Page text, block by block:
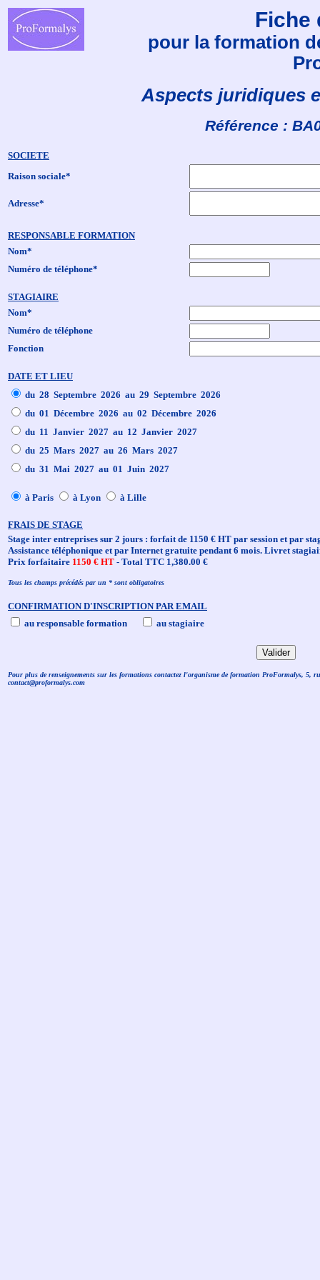
Fiche
pour la formation
Aspects juridiques
Référence :
SOCIETE
Raison sociale*
Adresse*
RESPONSABLE FORMATION
Nom*
Numéro de téléphone*
STAGIAIRE
Nom*
Numéro de téléphone
Fonction
DATE ET LIEU
du 28 Septembre 2026 au 29 Septembre 2026
du 01 Décembre 2026 au 02 Décembre 2026
du 11 Janvier 2027 au 12 Janvier 2027
du 25 Mars 2027 au 26 Mars 2027
du 31 Mai 2027 au 01 Juin 2027
à Paris à Lyon à Lille
FRAIS DE STAGE
Stage inter entreprises sur 2 jours : forfait de 1150 € HT par session et par
Assistance téléphonique et par Internet gratuite pendant 6 mois. Livret
Prix forfaitaire 1150 € HT - Total TTC 1,380.00 €
Tous les champs précédés par un * sont obligatoires
CONFIRMATION D'INSCRIPTION PAR EMAIL
au responsable formation
au stagiaire
Pour plus de renseignements sur les formations contactez l'organisme de formation ProFormalys, 5,
contact@proformalys.com